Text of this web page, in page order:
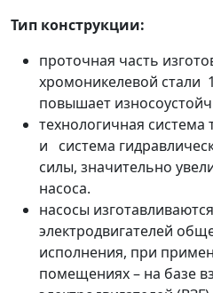
Тип конструкции:
проточная часть
хромоникелевой стали
повышает
технологичная система
и система
силы, значительно
насоса.
насосы
электродвигателей
исполнения, при
помещениях – на базе